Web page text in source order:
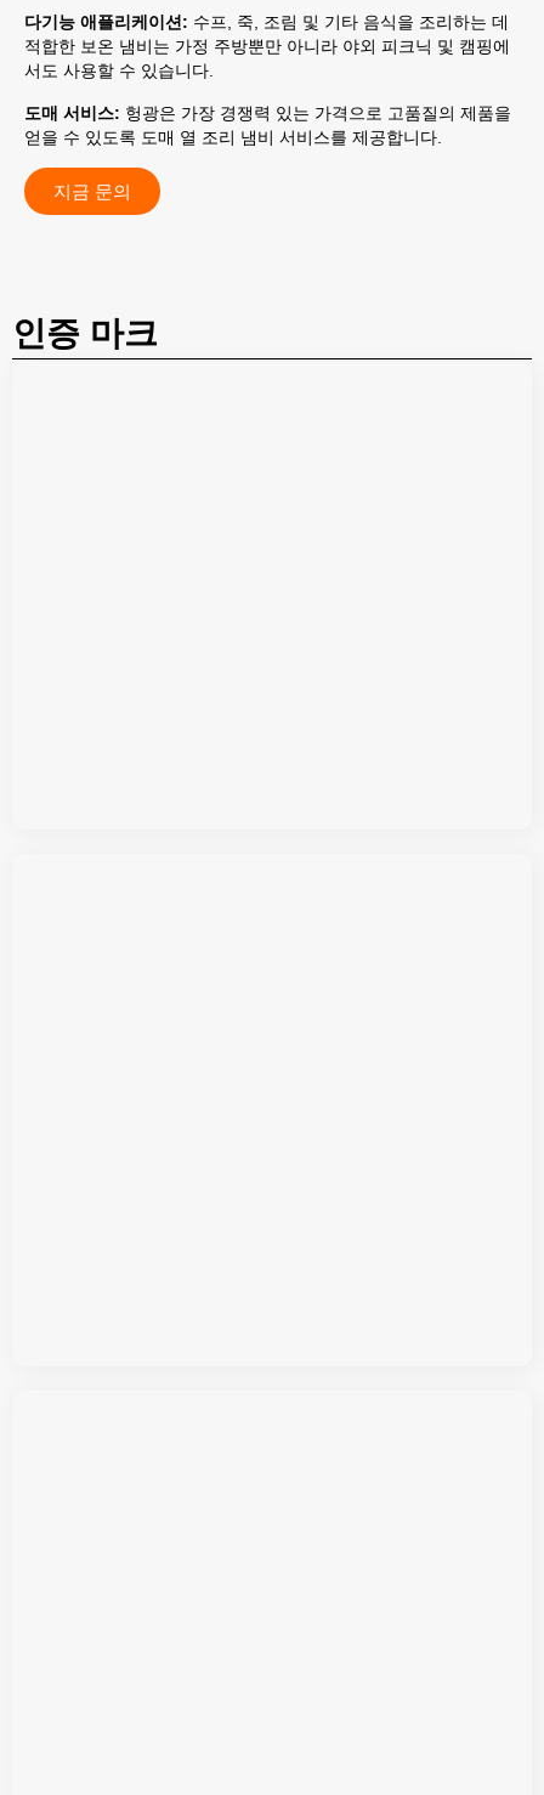
다기능 애플리케이션: 수프, 죽, 조림 및 기타 음식을 조리하는 데
적합한 보온 냄비는 가정 주방뿐만 아니라 야외 피크닉 및 캠핑에
서도 사용할 수 있습니다.
도매 서비스: 헝광은 가장 경쟁력 있는 가격으로 고품질의 제품을
얻을 수 있도록 도매 열 조리 냄비 서비스를 제공합니다.
지금 문의
인증 마크